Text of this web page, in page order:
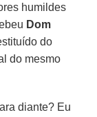
humildes
Dom
do
do mesmo
diante? Eu